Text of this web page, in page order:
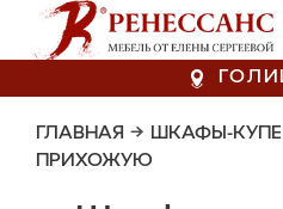
ГЛАВНАЯ → ШКАФЫ-КУПЕ
ПРИХОЖУЮ